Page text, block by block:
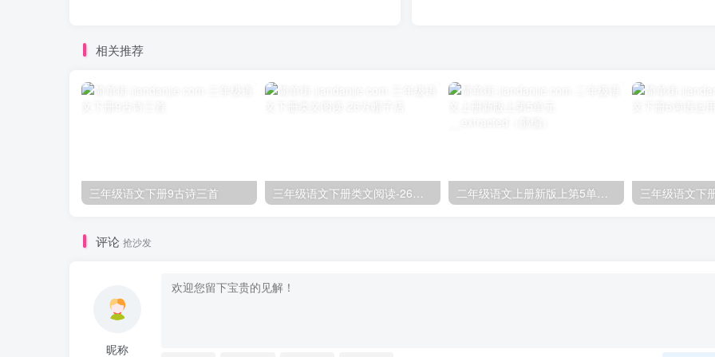
相关推荐
三年级语文下册9古诗三首 三年级语文下册类文阅读-26方帽子店 二年级语文上册新版上第5单元__extracted（部编） 三年级语文下
评论 抢沙发
昵称